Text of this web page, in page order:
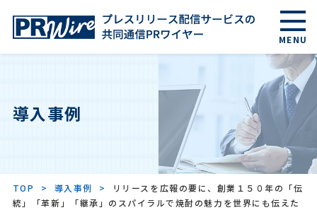
MENU
AI検索/LLMO
導入事例
TOP 導入事例
リリースを広報の要に、創業１５０年の「伝
統」「革新」「継承」のスパイラルで焼酎の魅力を世界にも伝えた